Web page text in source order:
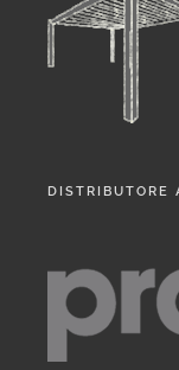
DISTRIBUTORE